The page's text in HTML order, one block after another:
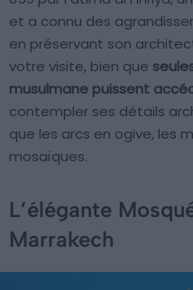
et a connu des
en préservant son
votre visite, bien que
musulmane puissent
contempler ses détails
que les arcs en ogive, les
mosaïques.
L’élégante
Marrakech